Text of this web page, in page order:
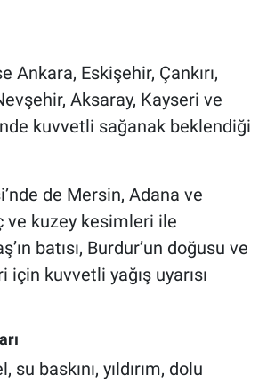
Ankara, Eskişehir, Çankırı,
Aksaray, Kayseri ve
kuvvetli sağanak beklendiği
de Mersin, Adana ve
ve kuzey kesimleri ile
batısı, Burdur’un doğusu ve
kuvvetli yağış uyarısı
baskını, yıldırım, dolu